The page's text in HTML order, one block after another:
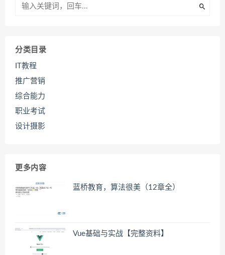
分类目录
IT教程
推广营销
综合能力
职业考试
设计摄影
更多内容
蓝桥教育，算法很美（12章全）
Vue基础与实战【完整资料】